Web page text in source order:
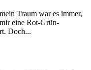
Traum war es immer,
eine Rot-Grün-
Doch...